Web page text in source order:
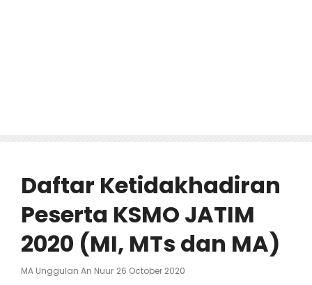
Daftar Ketidakhadiran
Peserta KSMO JATIM
2020 (MI, MTs dan MA)
MA Unggulan An Nuur Posted
26 October 2020